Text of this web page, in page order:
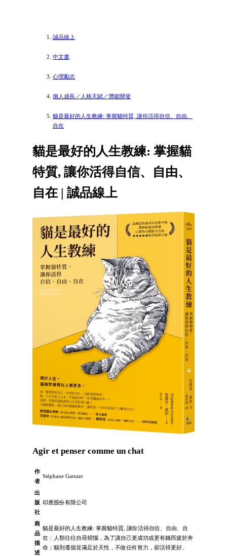
誠品線上
中文書
心理勵志
個人成長／人格天賦／潛能開發
貓是最好的人生教練: 掌握貓特質, 讓你活得自信、自由、
自在
貓是最好的人生教練: 掌握貓
特質, 讓你活得自信、自由、
自在 | 誠品線上
Agir et penser comme un chat
作
者
Stéphane Garnier
出
版
社
叩應股份有限公司
商
品
描
述
貓是最好的人生教練: 掌握貓特質, 讓你活得自信、自由、自
在：人類往往自尋煩惱，為了讓自己更成功或更有錢而疲於奔
命；貓則遵循並滿足於天性，不做任何努力，卻活得更好、